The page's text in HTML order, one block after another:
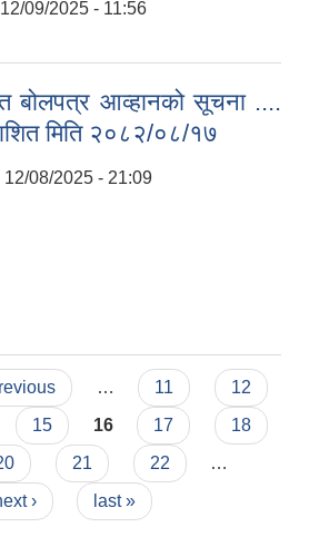
09/2025 - 11:56
बोलपत्र आव्हानको सूचना ....
मिति २०८२/०८/१७
12/08/2025 - 21:09
… 11
12
15 16 17
18
21 22
…
›
last »